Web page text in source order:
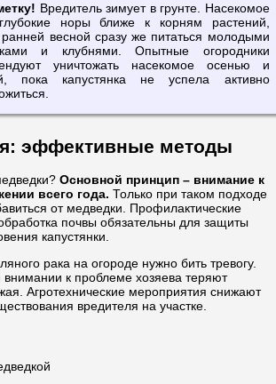
Вредитель зимует в грунте. Насекомое
норы ближе к корням растений,
весной сразу же питаться молодыми
и клубнями. Опытные огородники
уничтожать насекомое осенью и
пока капустянка не успела активно
эффективные методы
Основной принцип – внимание к
всего года. Только при таком подходе
от медведки. Профилактические
почвы обязательны для защиты
капустянки.
рака на огороде нужно бить тревогу.
к проблеме хозяева теряют
Агротехнические мероприятия снижают
вредителя на участке.